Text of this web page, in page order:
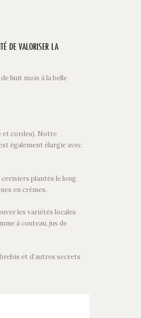
DE VALORISER LA
huit mois à la belle
et cordes). Notre
également élargie avec
plantés le long
en crèmes.
les variétés locales
à couteau, jus de
et d’autres secrets